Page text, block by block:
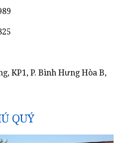
KP1, P. Bình Hưng Hòa B,
QUÝ